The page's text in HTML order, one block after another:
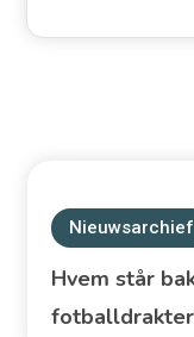
Nieuwsarchief
Hvem står